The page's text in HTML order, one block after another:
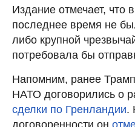
Издание отмечает, что
последнее время не
либо крупной
потребовала бы
Напомним, ранее
НАТО договорились о
сделки по Гренландии.
договоренности он